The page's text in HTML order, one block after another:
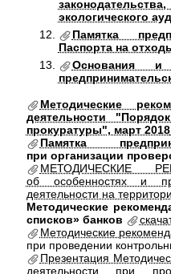
экологического
Памятка
Паспорта на
Основания и
Методические
деятельности
прокуратуры", март 2018
Памятка
при организации
МЕТОДИЧЕСКИЕ
об особенностях и
деятельности на
Методические
списков» банков
Методические
при проведении
Презентация
деятельности при